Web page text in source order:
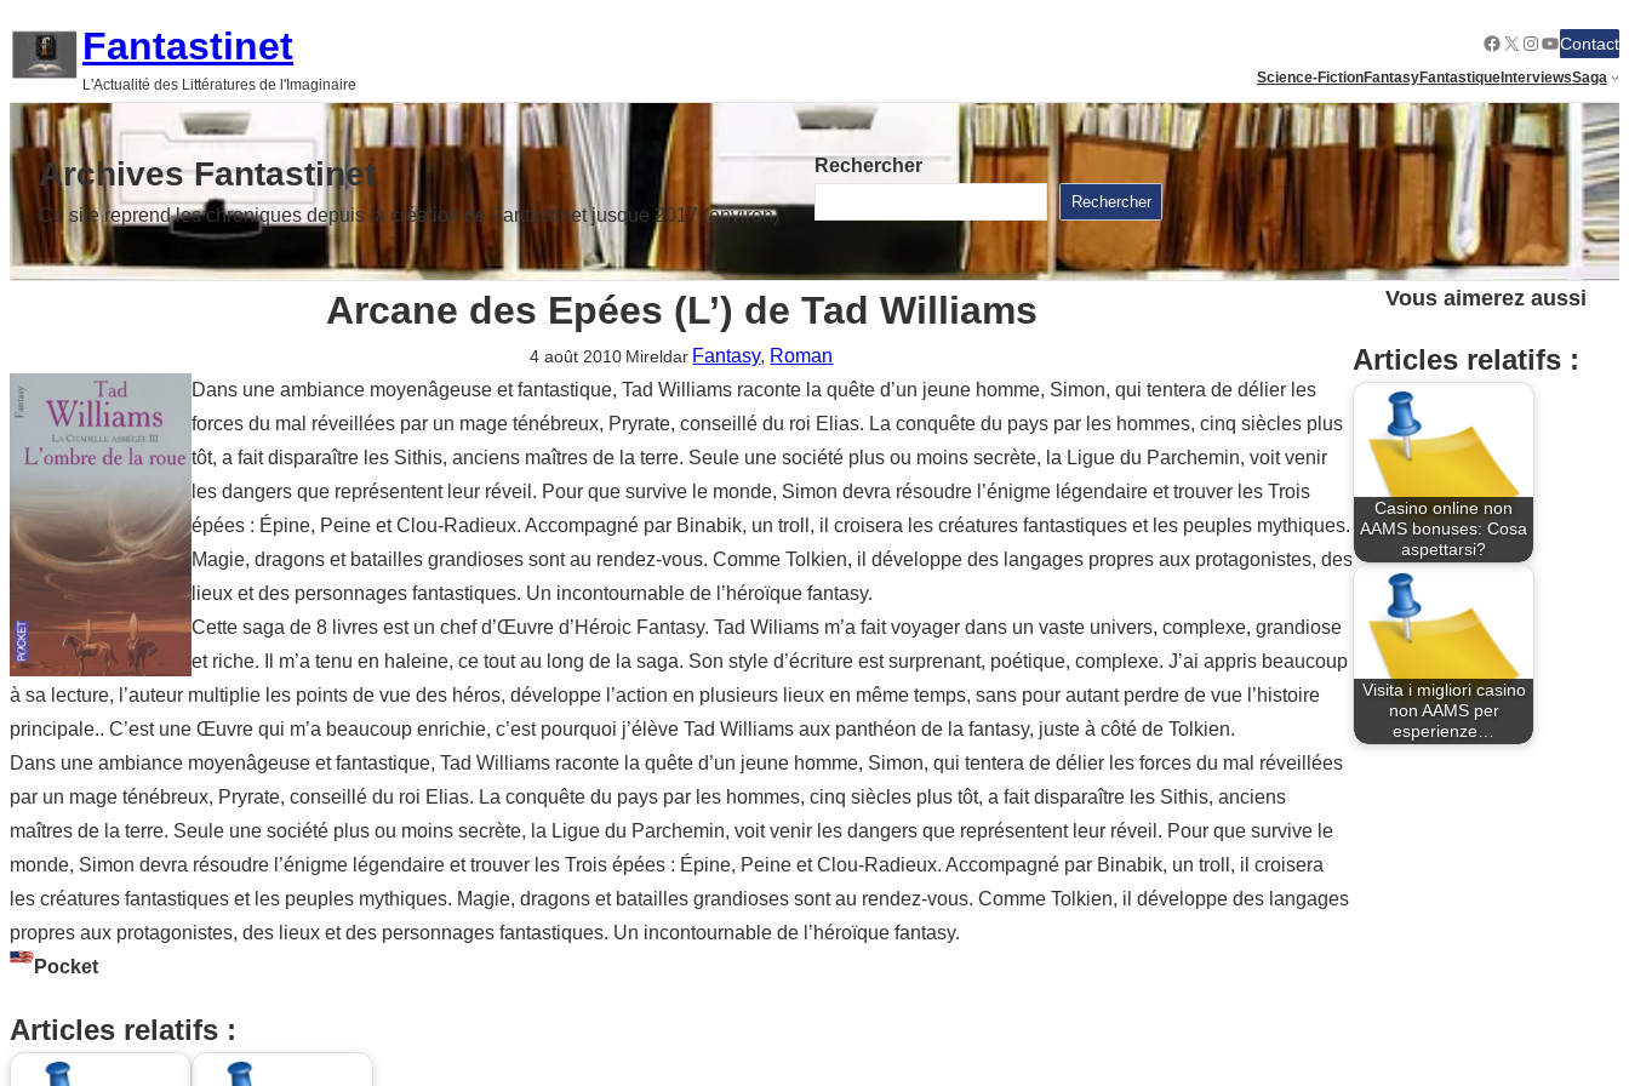
Fantastinet
L'Actualité des Littératures de l'Imaginaire
Facebook
X Instagram
YouTube
Contact
Science-FictionFantasyFantastiqueInterviewsSaga
Archives Fantastinet
Ce site reprend les chroniques depuis la création de Fantastinet jusque 2017 (environ)
Rechercher
Rechercher
Arcane des Epées (L’) de Tad Williams
4 août 2010 Mireldar Fantasy, Roman
Dans une ambiance moyenâgeuse et fantastique, Tad Williams raconte la quête d’un jeune homme, Simon, qui tentera de délier les
forces du mal réveillées par un mage ténébreux, Pryrate, conseillé du roi Elias. La conquête du pays par les hommes, cinq siècles plus
tôt, a fait disparaître les Sithis, anciens maîtres de la terre. Seule une société plus ou moins secrète, la Ligue du Parchemin, voit venir
les dangers que représentent leur réveil. Pour que survive le monde, Simon devra résoudre l’énigme légendaire et trouver les Trois
épées : Épine, Peine et Clou-Radieux. Accompagné par Binabik, un troll, il croisera les créatures fantastiques et les peuples mythiques.
Magie, dragons et batailles grandioses sont au rendez-vous. Comme Tolkien, il développe des langages propres aux protagonistes, des
lieux et des personnages fantastiques. Un incontournable de l’héroïque fantasy.
Cette saga de 8 livres est un chef d’Œuvre d’Héroic Fantasy. Tad Wiliams m’a fait voyager dans un vaste univers, complexe, grandiose
et riche. Il m’a tenu en haleine, ce tout au long de la saga. Son style d’écriture est surprenant, poétique, complexe. J’ai appris beaucoup
à sa lecture, l’auteur multiplie les points de vue des héros, développe l’action en plusieurs lieux en même temps, sans pour autant perdre de vue l’histoire
principale.. C’est une Œuvre qui m’a beaucoup enrichie, c’est pourquoi j’élève Tad Williams aux panthéon de la fantasy, juste à côté de Tolkien.
Dans une ambiance moyenâgeuse et fantastique, Tad Williams raconte la quête d’un jeune homme, Simon, qui tentera de délier les forces du mal réveillées
par un mage ténébreux, Pryrate, conseillé du roi Elias. La conquête du pays par les hommes, cinq siècles plus tôt, a fait disparaître les Sithis, anciens
maîtres de la terre. Seule une société plus ou moins secrète, la Ligue du Parchemin, voit venir les dangers que représentent leur réveil. Pour que survive le
monde, Simon devra résoudre l’énigme légendaire et trouver les Trois épées : Épine, Peine et Clou-Radieux. Accompagné par Binabik, un troll, il croisera
les créatures fantastiques et les peuples mythiques. Magie, dragons et batailles grandioses sont au rendez-vous. Comme Tolkien, il développe des langages
propres aux protagonistes, des lieux et des personnages fantastiques. Un incontournable de l’héroïque fantasy.
Pocket
Articles relatifs :
Vous aimerez aussi
Articles relatifs :
Casino online non
AAMS bonuses: Cosa
aspettarsi?
Visita i migliori casino
non AAMS per
esperienze…